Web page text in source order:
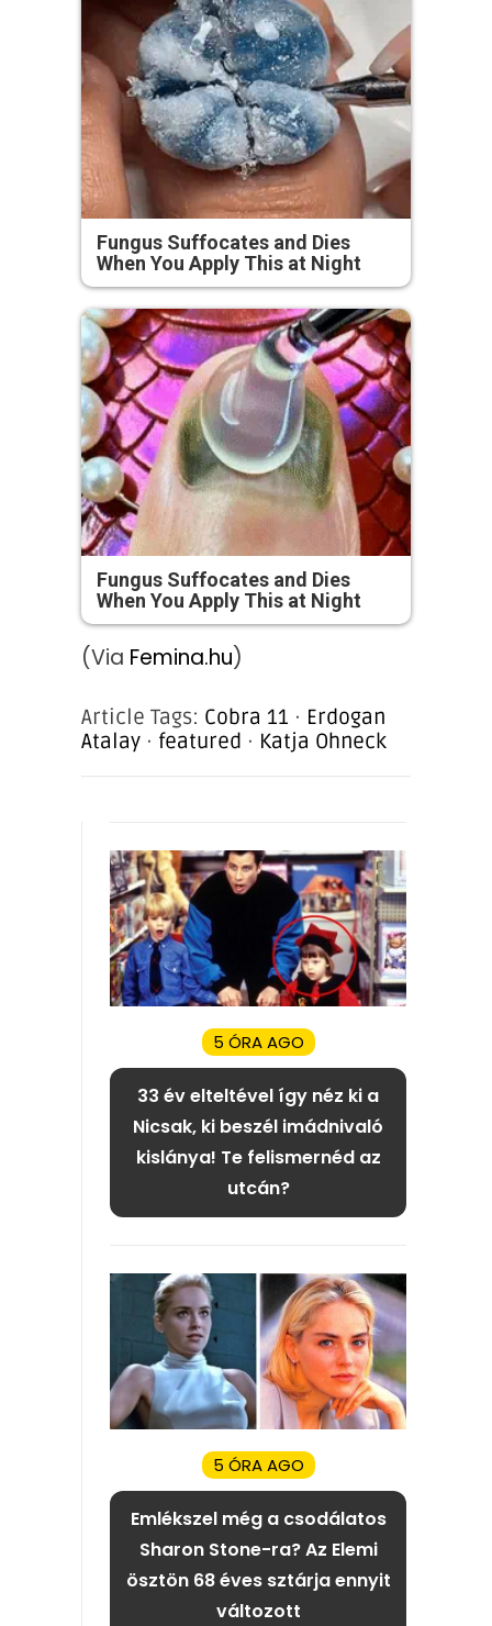
Fungus Suffocates and Dies
When You Apply This at Night
Fungus Suffocates and Dies
When You Apply This at Night
(Via Femina.hu)
Article Tags: Cobra 11 · Erdogan
Atalay · featured · Katja Ohneck
5 ÓRA AGO
33 év elteltével így néz ki a
Nicsak, ki beszél imádnivaló
kislánya! Te felismernéd az
utcán?
5 ÓRA AGO
Emlékszel még a csodálatos
Sharon Stone-ra? Az Elemi
ösztön 68 éves sztárja ennyit
változott